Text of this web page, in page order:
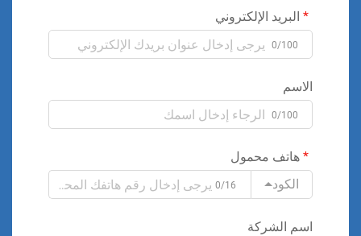
البريد الإلكتروني
0/100
الاسم
0/100
هاتف محمول
الكود
0/16
اسم الشركة